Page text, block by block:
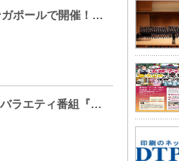
「ディズニー・コンテンツ・ショーケース 2022」がシンガポールで開催！チョン・へイン『スノードロップ』＆三池監督、ソン・ソック「私の解放日誌」やホ・ソンテ「イカゲーム」ら豪華韓国スター＆監督がステージに集結！初解禁！『BTS MONUMENTS: BEYOND THE STAR 原題）』を含む、韓国オリジナルコンテンツのラインナップを一挙解禁!!
超豪華K-POPアーティストがゲームに挑戦!? 韓国の長寿バラエティ番組『ランニングマン』がdTVで配信スタート